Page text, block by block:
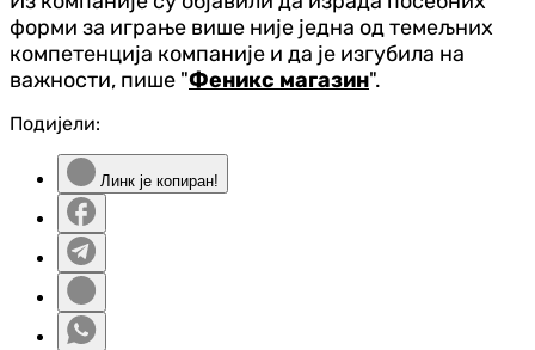
форми за играње више није једна од темељних
компетенција компаније и да је изгубила на
важности, пише "Феникс магазин".
Подијели:
Линк је копиран!